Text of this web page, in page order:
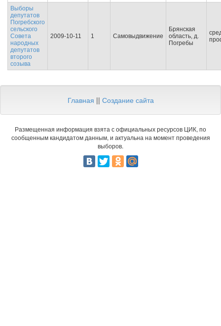
Выборы
депутатов
Погребского
сельского
Совета
народных
депутатов
второго
созыва
2009-10-11 1 Самовыдвижение
Брянская
область, д.
Погребы
Главная || Создание сайта
Размещенная информация взята с официальных ресурсов ЦИК, по
сообщенным кандидатом данным, и актуальна на момент проведения
выборов.